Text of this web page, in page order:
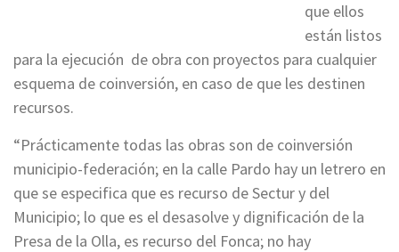
que ellos
están listos
para la ejecución de obra con proyectos para cualquier
esquema de coinversión, en caso de que les destinen
recursos.
“Prácticamente todas las obras son de coinversión
municipio-federación; en la calle Pardo hay un letrero en
que se especifica que es recurso de Sectur y del
Municipio; lo que es el desasolve y dignificación de la
Presa de la Olla, es recurso del Fonca; no hay